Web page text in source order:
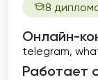
8
Онлайн-
telegram,
Работает